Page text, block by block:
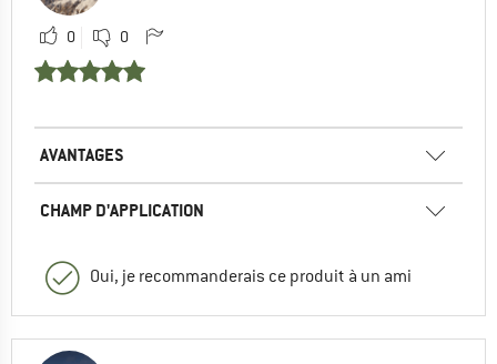
0 0
AVANTAGES
CHAMP D'APPLICATION
Oui, je recommanderais ce produit à un ami